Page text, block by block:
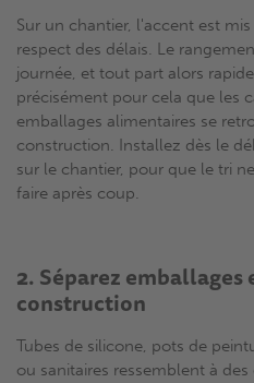
Sur un chantier, l'accent est
respect des délais. Le
journée, et tout part alors
précisément pour cela que les
emballages alimentaires se
construction. Installez dès le
sur le chantier, pour que le tri
faire après coup.
2. Séparez
construction
Tubes de silicone, pots de
ou sanitaires ressemblent à